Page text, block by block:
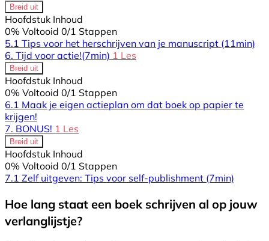
Breid uit
Hoofdstuk Inhoud
0% Voltooid 0/1 Stappen
5.1 Tips voor het herschrijven van je manuscript (11min)
6. Tijd voor actie!(7min) 1 Les
Breid uit
Hoofdstuk Inhoud
0% Voltooid 0/1 Stappen
6.1 Maak je eigen actieplan om dat boek op papier te
krijgen!
7. BONUS! 1 Les
Breid uit
Hoofdstuk Inhoud
0% Voltooid 0/1 Stappen
7.1 Zelf uitgeven: Tips voor self-publishment (7min)
Hoe lang staat een boek schrijven al op jouw
verlanglijstje?